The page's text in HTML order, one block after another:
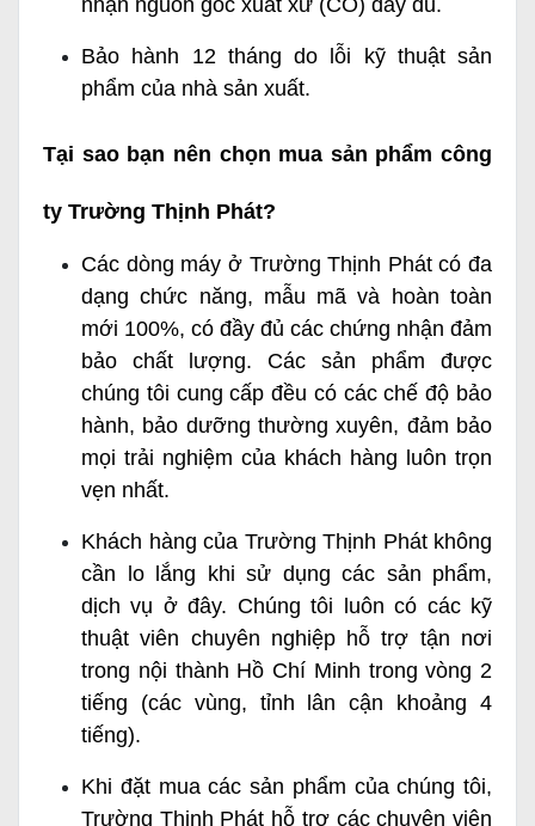
nhận nguồn gốc xuất xứ (CO) đầy đủ.
Bảo hành 12 tháng do lỗi kỹ thuật sản
phẩm của nhà sản xuất.
Tại sao bạn nên chọn mua sản phẩm công
ty Trường Thịnh Phát?
Các dòng máy ở Trường Thịnh Phát có đa
dạng chức năng, mẫu mã và hoàn toàn
mới 100%, có đầy đủ các chứng nhận đảm
bảo chất lượng. Các sản phẩm được
chúng tôi cung cấp đều có các chế độ bảo
hành, bảo dưỡng thường xuyên, đảm bảo
mọi trải nghiệm của khách hàng luôn trọn
vẹn nhất.
Khách hàng của Trường Thịnh Phát không
cần lo lắng khi sử dụng các sản phẩm,
dịch vụ ở đây. Chúng tôi luôn có các kỹ
thuật viên chuyên nghiệp hỗ trợ tận nơi
trong nội thành Hồ Chí Minh trong vòng 2
tiếng (các vùng, tỉnh lân cận khoảng 4
tiếng).
Khi đặt mua các sản phẩm của chúng tôi,
Trường Thịnh Phát hỗ trợ các chuyên viên